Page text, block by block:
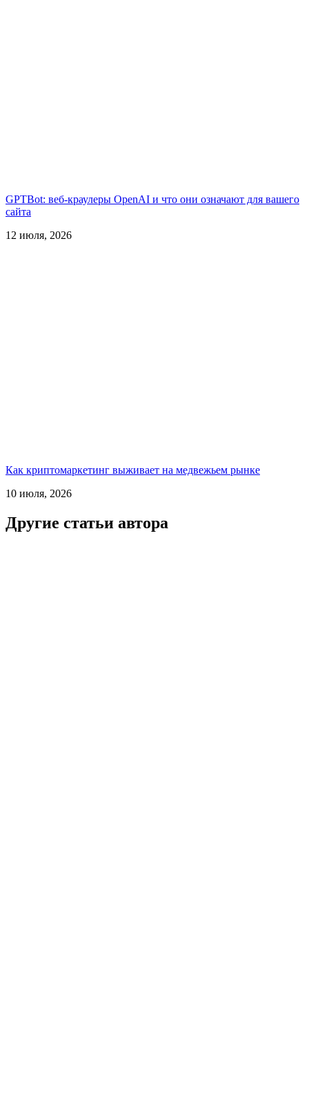
GPTBot: веб-краулеры OpenAI и что они означают для вашего
сайта
12 июля, 2026
Как криптомаркетинг выживает на медвежьем рынке
10 июля, 2026
Другие статьи автора